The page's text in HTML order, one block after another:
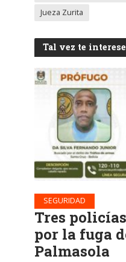
Jueza Zurita
Tal vez te interese
SEGURIDAD
Tres
por la fuga
Palmasola